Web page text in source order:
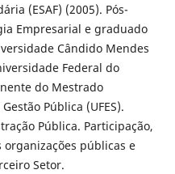
(ESAF) (2005). Pós-
Empresarial e graduado
Cândido Mendes
Federal do
do Mestrado
Pública (UFES).
Pública. Participação,
públicas e
Setor.